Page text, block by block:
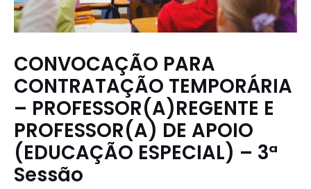
CONVOCAÇÃO PARA
CONTRATAÇÃO TEMPORÁRIA
– PROFESSOR(A)REGENTE E
PROFESSOR(A) DE APOIO
(EDUCAÇÃO ESPECIAL) – 3ª
Sessão